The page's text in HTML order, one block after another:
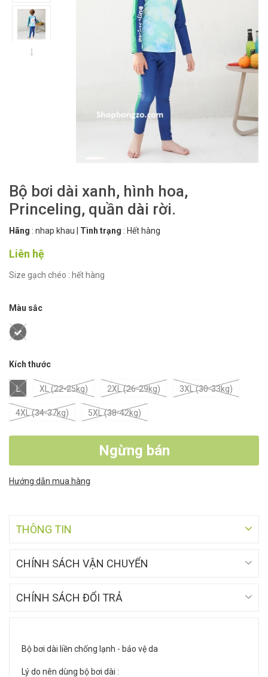
Bộ bơi dài xanh, hình hoa,
Princeling, quần dài rời.
Hãng : nhap khau Tình trạng : Hết hàng
Liên hệ
Size gạch chéo : hết hàng
Màu sắc
Kích thước
L XL (22-25kg) 2XL (26-29kg) 3XL (30-33kg)
4XL (34-37kg) 5XL (38-42kg)
Ngừng bán
Hướng dẫn mua hàng
THÔNG TIN
CHÍNH SÁCH VẬN CHUYỂN
CHÍNH SÁCH ĐỔI TRẢ
Bộ bơi dài liền chống lạnh - bảo vệ da
Lý do nên dùng bộ bơi dài :